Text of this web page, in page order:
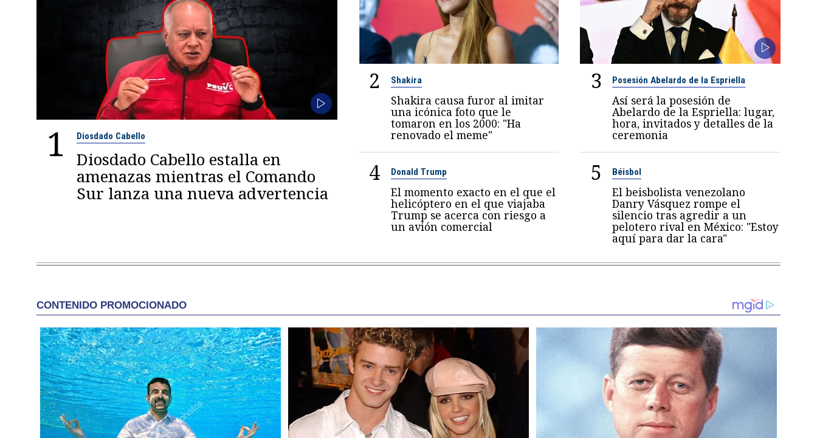
1 Diosdado Cabello
Diosdado Cabello estalla en
amenazas mientras el Comando
Sur lanza una nueva advertencia
2 Shakira
Shakira causa furor al imitar
una icónica foto que le
tomaron en los 2000: "Ha
renovado el meme"
3 Posesión Abelardo de la Espriella
Así será la posesión de
Abelardo de la Espriella: lugar,
hora, invitados y detalles de la
ceremonia
4 Donald Trump
El momento exacto en el que el
helicóptero en el que viajaba
Trump se acerca con riesgo a
un avión comercial
5 Béisbol
El beisbolista venezolano
Danry Vásquez rompe el
silencio tras agredir a un
pelotero rival en México: "Estoy
aquí para dar la cara"